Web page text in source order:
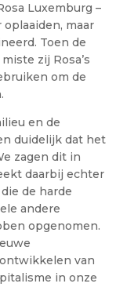
Luxemburg –
maar
Toen de
zij Rosa’s
om de
en de
duidelijk dat het
zagen dit in
daarbij echter
de harde
andere
opgenomen.
van
in onze